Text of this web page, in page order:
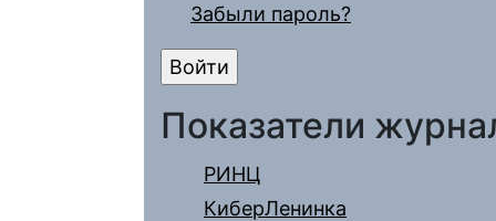
Забыли пароль?
Показатели
РИНЦ
КиберЛенинка